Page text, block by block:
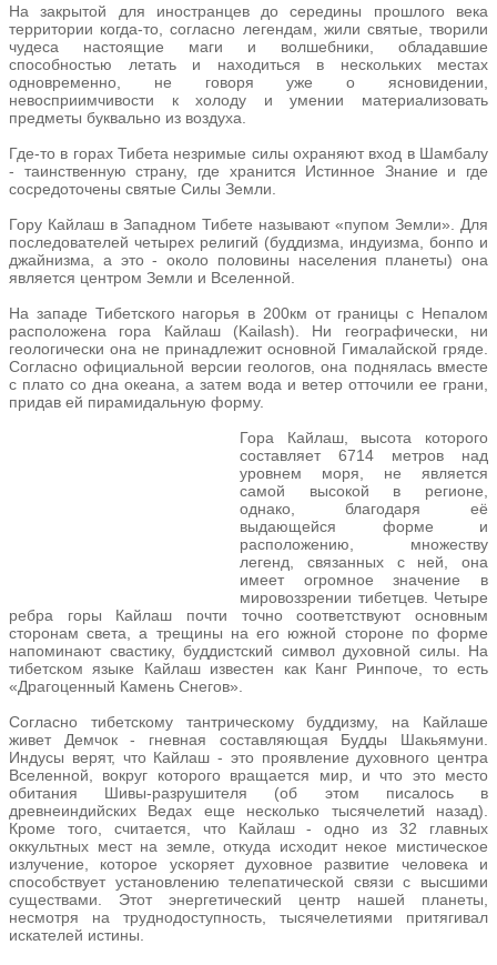
На закрытой для иностранцев до середины прошлого века
территории когда-то, согласно легендам, жили святые, творили
чудеса настоящие маги и волшебники, обладавшие
способностью летать и находиться в нескольких местах
одновременно, не говоря уже о ясновидении,
невосприимчивости к холоду и умении материализовать
предметы буквально из воздуха.
Где-то в горах Тибета незримые силы охраняют вход в Шамбалу
- таинственную страну, где хранится Истинное Знание и где
сосредоточены святые Силы Земли.
Гору Кайлаш в Западном Тибете называют «пупом Земли». Для
последователей четырех религий (буддизма, индуизма, бонпо и
джайнизма, а это - около половины населения планеты) она
является центром Земли и Вселенной.
На западе Тибетского нагорья в 200км от границы с Непалом
расположена гора Кайлаш (Kailash). Ни географически, ни
геологически она не принадлежит основной Гималайской гряде.
Согласно официальной версии геологов, она поднялась вместе
с плато со дна океана, а затем вода и ветер отточили ее грани,
придав ей пирамидальную форму.
Гора Кайлаш, высота которого
составляет 6714 метров над
уровнем моря, не является
самой высокой в регионе,
однако, благодаря её
выдающейся форме и
расположению, множеству
легенд, связанных с ней, она
имеет огромное значение в
мировоззрении тибетцев. Четыре
ребра горы Кайлаш почти точно соответствуют основным
сторонам света, а трещины на его южной стороне по форме
напоминают свастику, буддистский символ духовной силы. На
тибетском языке Кайлаш известен как Канг Ринпоче, то есть
«Драгоценный Камень Снегов».
Согласно тибетскому тантрическому буддизму, на Кайлаше
живет Демчок - гневная составляющая Будды Шакьямуни.
Индусы верят, что Кайлаш - это проявление духовного центра
Вселенной, вокруг которого вращается мир, и что это место
обитания Шивы-разрушителя (об этом писалось в
древнеиндийских Ведах еще несколько тысячелетий назад).
Кроме того, считается, что Кайлаш - одно из 32 главных
оккультных мест на земле, откуда исходит некое мистическое
излучение, которое ускоряет духовное развитие человека и
способствует установлению телепатической связи с высшими
существами. Этот энергетический центр нашей планеты,
несмотря на труднодоступность, тысячелетиями притягивал
искателей истины.